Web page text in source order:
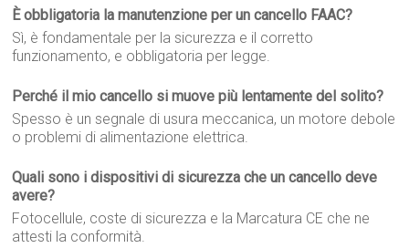
È obbligatoria la manutenzione per un cancello FAAC?
Sì, è fondamentale per la sicurezza e il corretto
funzionamento, e obbligatoria per legge.
Perché il mio cancello si muove più lentamente del solito?
Spesso è un segnale di usura meccanica, un motore debole
o problemi di alimentazione elettrica.
Quali sono i dispositivi di sicurezza che un cancello deve
avere?
Fotocellule, coste di sicurezza e la Marcatura CE che ne
attesti la conformità.